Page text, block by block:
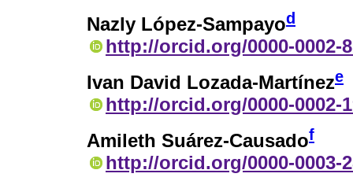
Nazly López-Sampayod
http://orcid.org/0000-0002-
Ivan David Lozada-Martíneze
http://orcid.org/0000-0002-
Amileth Suárez-Causadof
http://orcid.org/0000-0003-